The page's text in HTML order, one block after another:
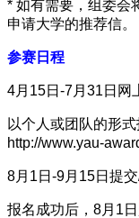
* 如有需要，组委会
申请大学的推荐信。
参赛日程
4月15日-7月31日网
以个人或团队的形
http://www.yau-
8月1日-9月15日提
报名成功后，8月1